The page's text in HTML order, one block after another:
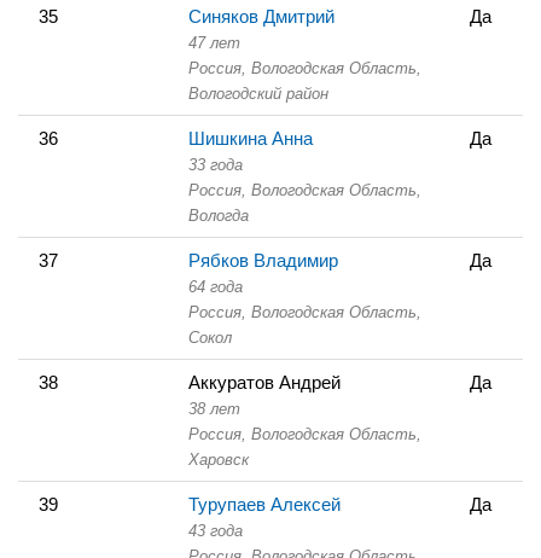
35 Синяков Дмитрий
47 лет
Россия, Вологодская Область,
Вологодский район
Да
36 Шишкина Анна
33 года
Россия, Вологодская Область,
Вологда
Да
37 Рябков Владимир
64 года
Россия, Вологодская Область,
Сокол
Да
38 Аккуратов Андрей
38 лет
Россия, Вологодская Область,
Харовск
Да
39 Турупаев Алексей
43 года
Да